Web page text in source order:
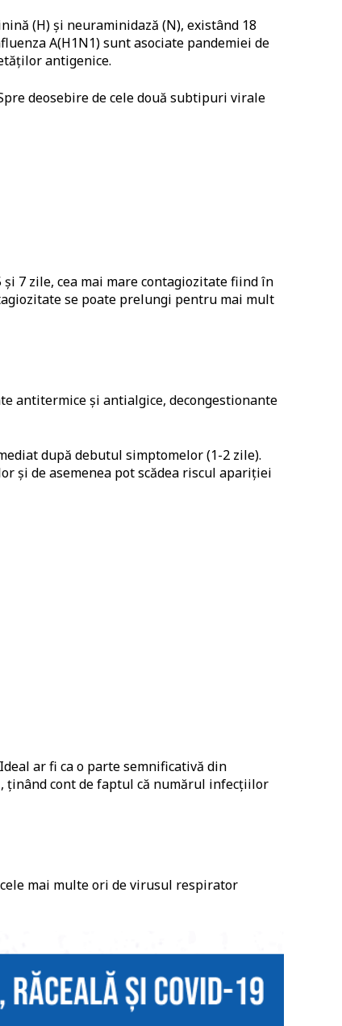
(H) și neuraminidază (N), existând 18
A(H1N1) sunt asociate pandemiei de
antigenice.
deosebire de cele două subtipuri virale
7 zile, cea mai mare contagiozitate fiind în
se poate prelungi pentru mai mult
antitermice și antialgice, decongestionante
după debutul simptomelor (1-2 zile).
și de asemenea pot scădea riscul apariției
ar fi ca o parte semnificativă din
ținând cont de faptul că numărul infecțiilor
mai multe ori de virusul respirator